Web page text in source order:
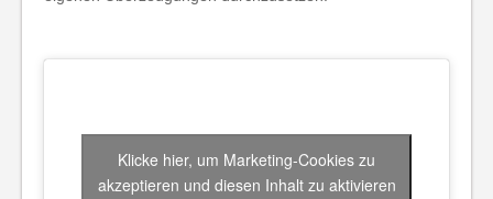
Klicke hier, um Marketing-Cookies zu
akzeptieren und diesen Inhalt zu aktivieren